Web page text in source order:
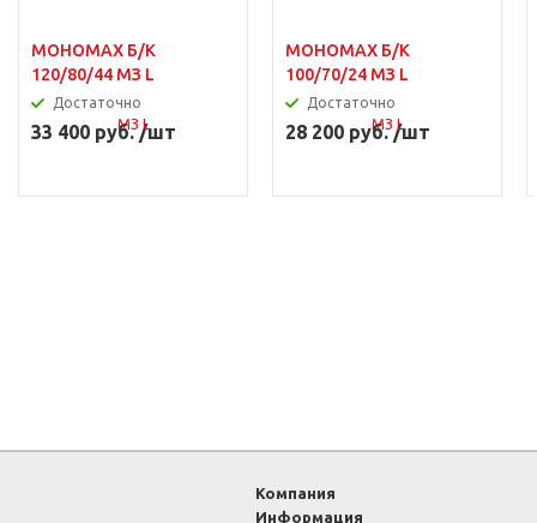
МОНОМАХ Б/К
120/80/44 МЗ L
Достаточно
33 400 руб. /шт
МОНОМАХ Б/К
100/70/24 МЗ L
Достаточно
28 200 руб. /шт
Компания
Информация